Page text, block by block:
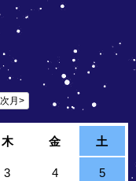
次月>
木 金 土
3 4 5